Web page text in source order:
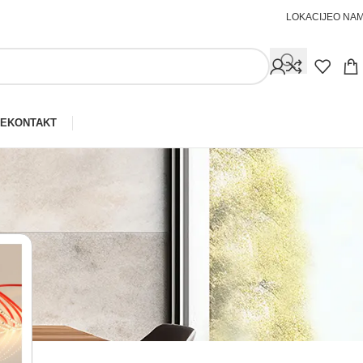
LOKACIJEO
KONTAKT